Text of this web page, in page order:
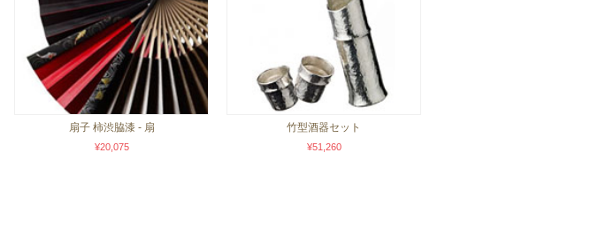
扇子 柿渋脇漆 - 扇
¥20,075
竹型酒器セット
¥51,260